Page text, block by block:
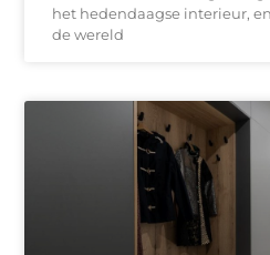
het hedendaagse interieur,
de wereld